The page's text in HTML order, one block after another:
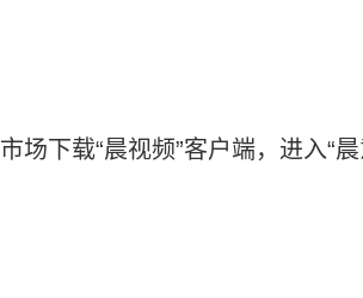
场下载“晨视频”客户端，进入“